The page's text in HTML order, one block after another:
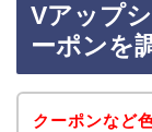
Vアップ
ーポンを
クーポンなど